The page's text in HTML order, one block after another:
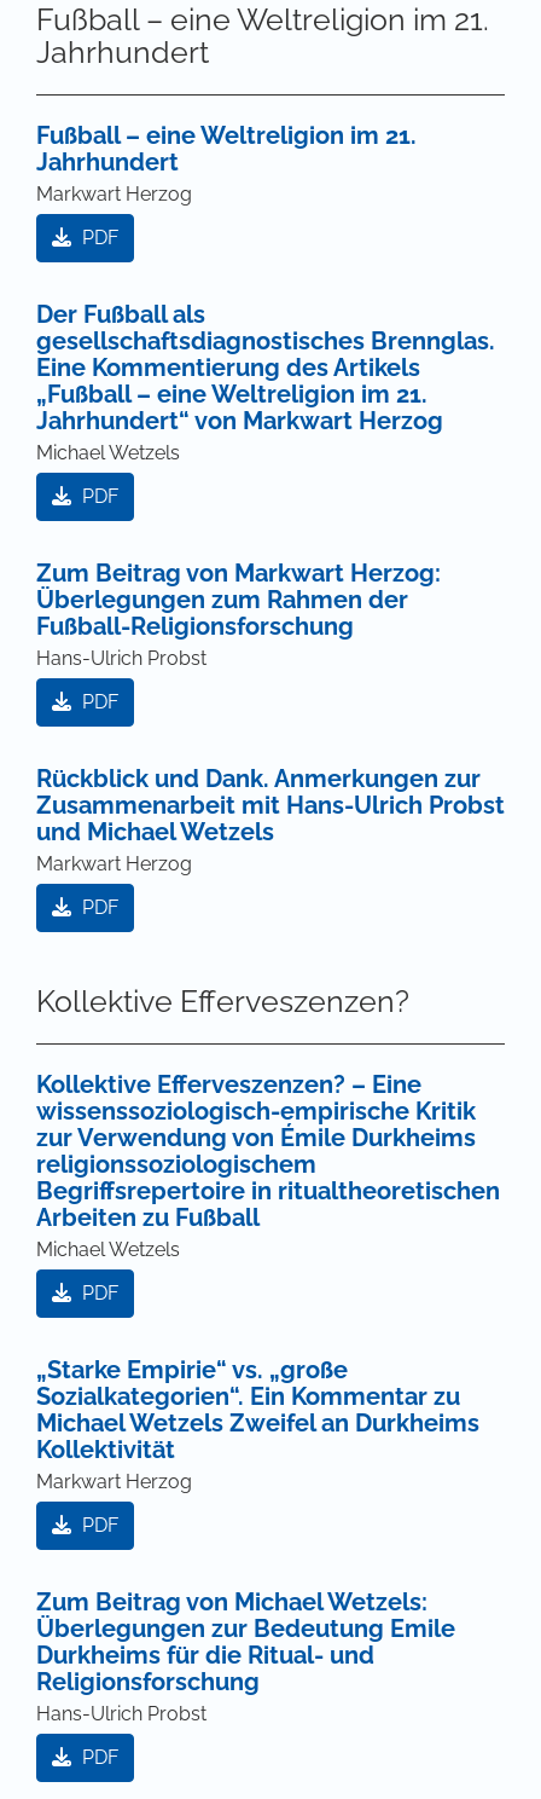
Fußball – eine Weltreligion im 21.
Jahrhundert
Fußball – eine Weltreligion im 21.
Jahrhundert
Markwart Herzog
PDF
Der Fußball als
gesellschaftsdiagnostisches Brennglas.
Eine Kommentierung des Artikels
„Fußball – eine Weltreligion im 21.
Jahrhundert“ von Markwart Herzog
Michael Wetzels
PDF
Zum Beitrag von Markwart Herzog:
Überlegungen zum Rahmen der
Fußball-Religionsforschung
Hans-Ulrich Probst
PDF
Rückblick und Dank. Anmerkungen zur
Zusammenarbeit mit Hans-Ulrich Probst
und Michael Wetzels
Markwart Herzog
PDF
Kollektive Efferveszenzen?
Kollektive Efferveszenzen? – Eine
wissenssoziologisch-empirische Kritik
zur Verwendung von Émile Durkheims
religionssoziologischem
Begriffsrepertoire in ritualtheoretischen
Arbeiten zu Fußball
Michael Wetzels
PDF
„Starke Empirie“ vs. „große
Sozialkategorien“. Ein Kommentar zu
Michael Wetzels Zweifel an Durkheims
Kollektivität
Markwart Herzog
PDF
Zum Beitrag von Michael Wetzels:
Überlegungen zur Bedeutung Emile
Durkheims für die Ritual- und
Religionsforschung
Hans-Ulrich Probst
PDF